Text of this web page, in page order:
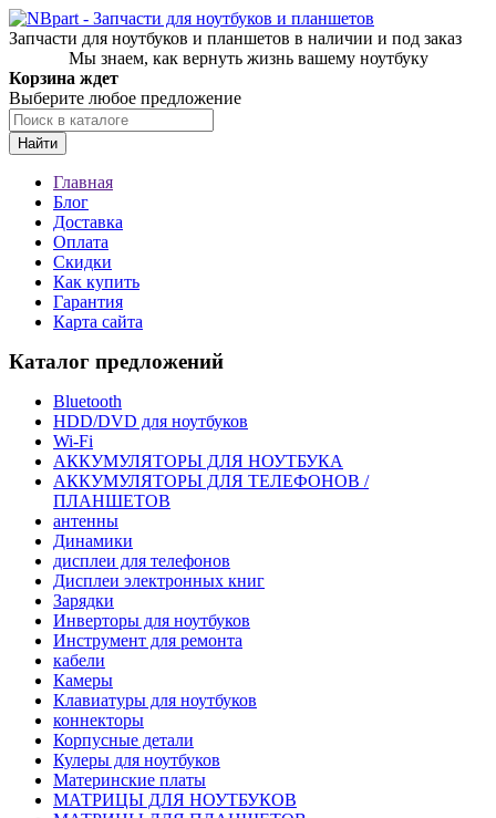
Запчасти для ноутбуков и планшетов в наличии и под заказ
Мы знаем, как вернуть жизнь вашему ноутбуку
Корзина ждет
Выберите любое предложение
Найти
Главная
Блог
Доставка
Оплата
Скидки
Как купить
Гарантия
Карта сайта
Каталог предложений
Bluetooth
HDD/DVD для ноутбуков
Wi-Fi
АККУМУЛЯТОРЫ ДЛЯ НОУТБУКА
АККУМУЛЯТОРЫ ДЛЯ ТЕЛЕФОНОВ /
ПЛАНШЕТОВ
антенны
Динамики
дисплеи для телефонов
Дисплеи электронных книг
Зарядки
Инверторы для ноутбуков
Инструмент для ремонта
кабели
Камеры
Клавиатуры для ноутбуков
коннекторы
Корпусные детали
Кулеры для ноутбуков
Материнские платы
МАТРИЦЫ ДЛЯ НОУТБУКОВ